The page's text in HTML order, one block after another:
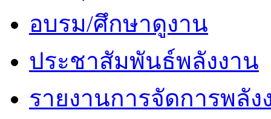
อบรม/ศึกษาดูงาน
ประชาสัมพันธ์พลังงาน
รายงานการจัดการพลัง